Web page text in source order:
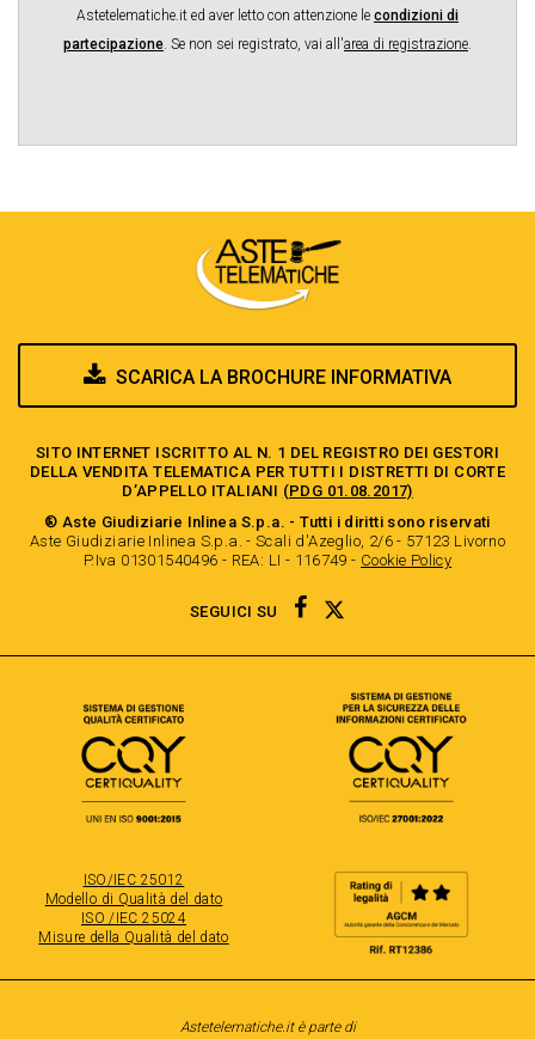
Astetelematiche.it ed aver letto con attenzione le condizioni di
partecipazione. Se non sei registrato, vai all'area di registrazione.
SCARICA LA BROCHURE INFORMATIVA
SITO INTERNET ISCRITTO AL N. 1 DEL REGISTRO DEI GESTORI
DELLA VENDITA TELEMATICA PER TUTTI I DISTRETTI DI CORTE
D’APPELLO ITALIANI (PDG 01.08.2017)
® Aste Giudiziarie Inlinea S.p.a. - Tutti i diritti sono riservati
Aste Giudiziarie Inlinea S.p.a. - Scali d'Azeglio, 2/6 - 57123 Livorno
P.Iva 01301540496 - REA: LI - 116749 - Cookie Policy
SEGUICI SU FACEBOOK
ISO/IEC 25012
Modello di Qualità del dato
ISO /IEC 25024
Misure della Qualità del dato
Astetelematiche.it è parte di